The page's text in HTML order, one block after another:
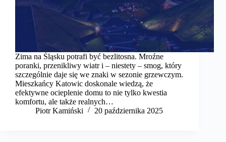
Zima na Śląsku potrafi być bezlitosna. Mroźne
poranki, przenikliwy wiatr i – niestety – smog, który
szczególnie daje się we znaki w sezonie grzewczym.
Mieszkańcy Katowic doskonale wiedzą, że
efektywne ocieplenie domu to nie tylko kwestia
komfortu, ale także realnych…
Piotr Kamiński
20 października 2025